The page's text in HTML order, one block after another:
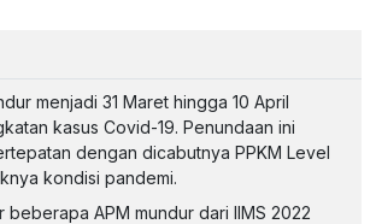
menjadi 31 Maret hingga 10 April
kasus Covid-19. Penundaan ini
dengan dicabutnya PPKM Level
kondisi pandemi.
beberapa APM mundur dari IIMS 2022